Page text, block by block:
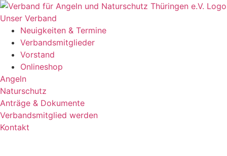
Unser Verband
Neuigkeiten & Termine
Verbandsmitglieder
Vorstand
Onlineshop
Angeln
Naturschutz
Anträge & Dokumente
Verbandsmitglied werden
Kontakt